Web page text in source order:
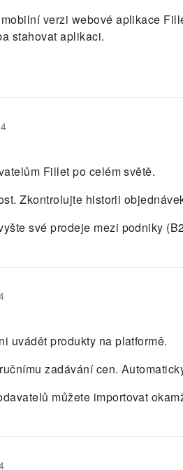
verzi webové aplikace
stahovat aplikaci.
Fillet po celém světě.
Zkontrolujte historii
své prodeje mezi podniky
uvádět produkty na platformě.
zadávání cen.
můžete importovat